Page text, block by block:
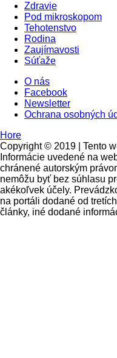
Zdravie
Pod mikroskopom
Tehotenstvo
Rodina
Zaujímavosti
Súťaže
O nás
Facebook
Newsletter
Ochrana osobných
Hore
Copyright © 2019 | Tento
Informácie uvedené na
chránené autorským
nemôžu byť bez súhlasu
akékoľvek účely.
na portáli dodané od
články, iné dodané